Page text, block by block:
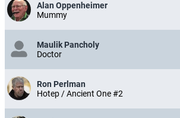
Alan Oppenheimer
Mummy
Maulik Pancholy
Doctor
Ron Perlman
Hotep / Ancient One #2